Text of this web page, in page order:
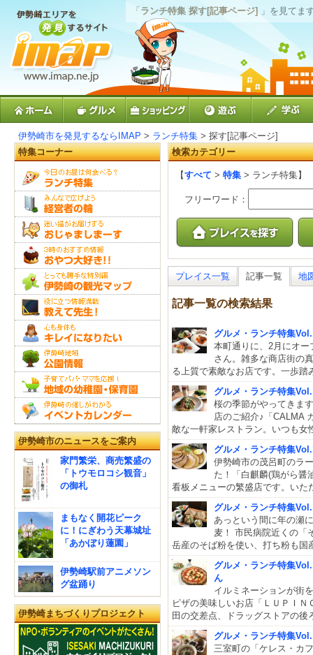
「ランチ特集 探す[記事ページ] 」を見てま
伊勢崎市を発見するならIMAP > ランチ特集 > 探す[記事ページ]
検索カテゴリー
【すべて > 特集 > ランチ特集】
フリーワード：
プレイス一覧 記事一覧 地
記事一覧の検索結果
グルメ・ランチ特集
本町通りに、2月にオ
さん。雑多な商店街の
る上質で素敵なお店です。一歩
グルメ・ランチ特集
桜の季節がやってきま
店のご紹介♪「CALMA
敵な一軒家レストラン。いつも女
グルメ・ランチ特集
伊勢崎市の茂呂町のラ
た！「白麒麟(鶏がら醤
看板メニューの繁盛店です。いた
グルメ・ランチ特集
あっという間に年の瀬
麦！ 市民病院近くの「
岳産のそば粉を使い、打ち粉も国
グルメ・ランチ特集
ん
イルミネーションが街
ピザの美味しいお店「ＬＵＰＩ
田の交差点、ドラッグストアの
グルメ・ランチ特集
三室町の「ケレス・カ
特集コーナー
伊勢崎市のニュースをご案内
家門繁栄、商売繁盛の
「トウモロコシ観音」
の御札
まもなく開花ピーク
に！にぎわう天幕城址
「あかぼり蓮園」
伊勢崎駅前アニメソン
グ盆踊り
伊勢崎まちづくりプロジェクト